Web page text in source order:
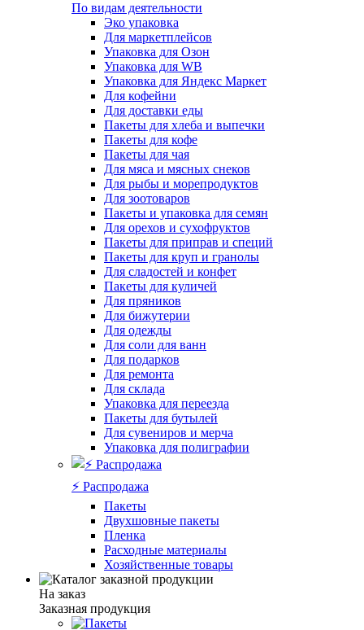
По видам деятельности
Эко упаковка
Для маркетплейсов
Упаковка для Озон
Упаковка для WB
Упаковка для Яндекс Маркет
Для кофейни
Для доставки еды
Пакеты для хлеба и выпечки
Пакеты для кофе
Пакеты для чая
Для мяса и мясных снеков
Для рыбы и морепродуктов
Для зоотоваров
Пакеты и упаковка для семян
Для орехов и сухофруктов
Пакеты для приправ и специй
Пакеты для круп и гранолы
Для сладостей и конфет
Пакеты для куличей
Для пряников
Для бижутерии
Для одежды
Для соли для ванн
Для подарков
Для ремонта
Для склада
Упаковка для переезда
Пакеты для бутылей
Для сувениров и мерча
Упаковка для полиграфии
⚡️ Распродажа
Пакеты
Двухшовные пакеты
Пленка
Расходные материалы
Хозяйственные товары
На заказ
Заказная продукция